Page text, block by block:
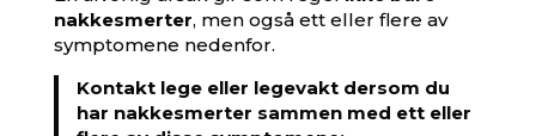
nakkesmerter, men også ett eller flere av
symptomene nedenfor.
Kontakt lege eller legevakt dersom du
har nakkesmerter sammen med ett eller